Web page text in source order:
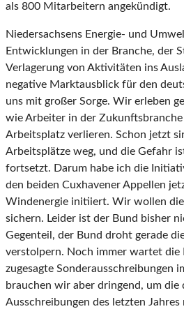
als 800 Mitarbeitern angekündigt.
Niedersachsens Energie- und
Entwicklungen in der Branche, der
Verlagerung von Aktivitäten ins
negative Marktausblick für den
uns mit großer Sorge. Wir erleben
wie Arbeiter in der
Arbeitsplatz verlieren. Schon jetzt
Arbeitsplätze weg, und die Gefahr
fortsetzt. Darum habe ich die
den beiden Cuxhavener Appellen
Windenergie initiiert. Wir wollen
sichern. Leider ist der Bund bisher
Gegenteil, der Bund droht gerade
verstolpern. Noch immer wartet die
zugesagte Sonderausschreibungen
brauchen wir aber dringend, um
Ausschreibungen des letzten